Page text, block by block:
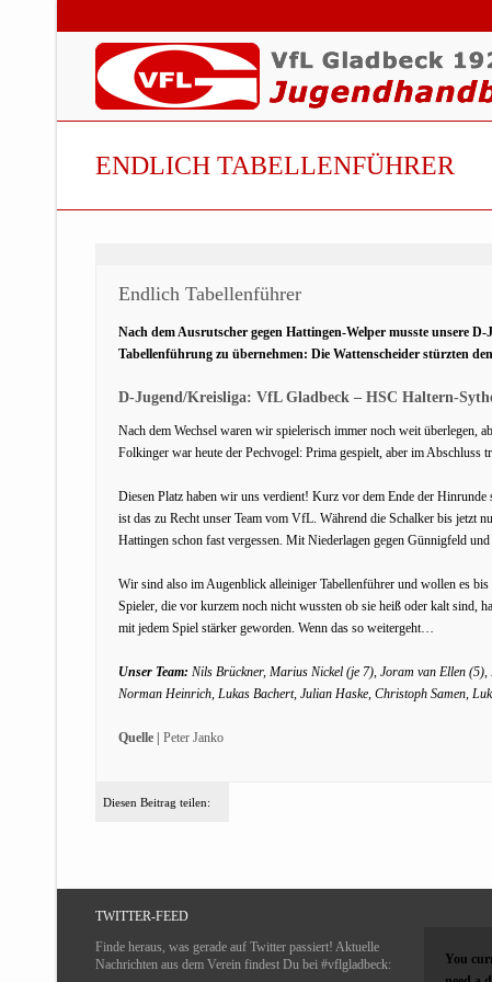
ENDLICH TABELLENFÜHRER
Endlich Tabellenführer
Nach dem Ausrutscher gegen Hattingen-Welper musste unsere
Tabellenführung zu übernehmen: Die Wattenscheider stürzten
D-Jugend/Kreisliga: VfL Gladbeck – HSC Haltern-
Nach dem Wechsel waren wir spielerisch immer noch weit überlegen,
Folkinger war heute der Pechvogel: Prima gespielt, aber im Abschluss
Diesen Platz haben wir uns verdient! Kurz vor dem Ende der
ist das zu Recht unser Team vom VfL. Während die Schalker bis jetzt
Hattingen schon fast vergessen. Mit Niederlagen gegen Günnigfeld
Wir sind also im Augenblick alleiniger Tabellenführer und wollen es
Spieler, die vor kurzem noch nicht wussten ob sie heiß oder kalt sind,
mit jedem Spiel stärker geworden. Wenn das so weitergeht…
Unser Team: Nils Brückner, Marius Nickel (je 7), Joram van Ellen
Norman Heinrich, Lukas Bachert, Julian Haske, Christoph Samen,
Quelle | Peter Janko
Diesen Beitrag teilen:
TWITTER-FEED
Finde heraus, was gerade auf Twitter passiert! Aktuelle
Nachrichten aus dem Verein findest Du bei #vflgladbeck:
You